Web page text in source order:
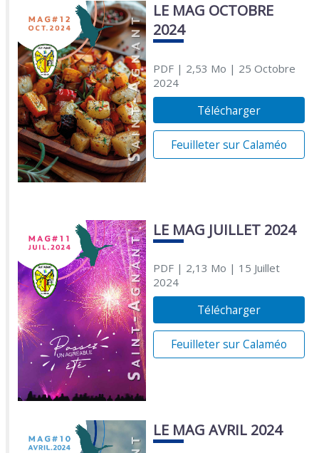
LE MAG OCTOBRE
2024
PDF| 2,53 Mo | 25 Octobre
2024
Télécharger
Feuilleter sur Calaméo
LE MAG JUILLET 2024
PDF| 2,13 Mo | 15 Juillet
2024
Télécharger
Feuilleter sur Calaméo
LE MAG AVRIL 2024